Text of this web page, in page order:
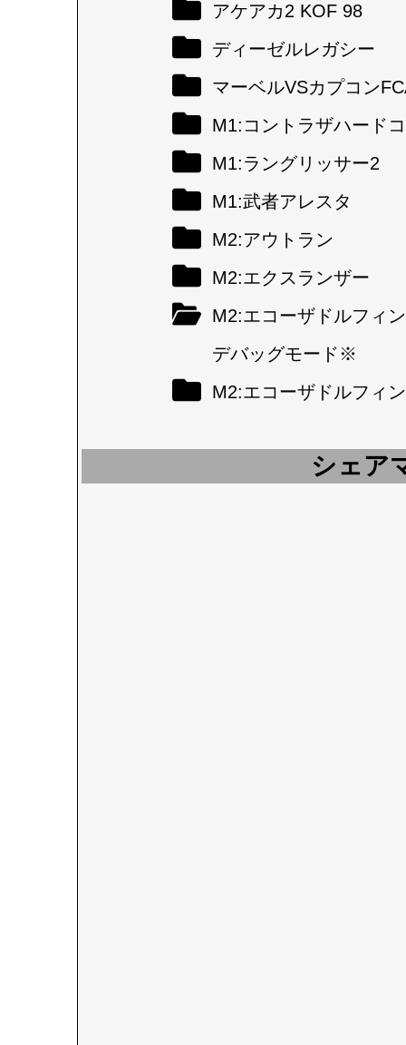
アケアカ2 KOF 98
ディーゼルレガシー
マーベルVSカプコン
M1:コントラザハード
M1:ラングリッサー2
M1:武者アレスタ
M2:アウトラン
M2:エクスランザー
M2:エコーザドルフィン
デバッグモード※
M2:エコーザドルフィ
シェア